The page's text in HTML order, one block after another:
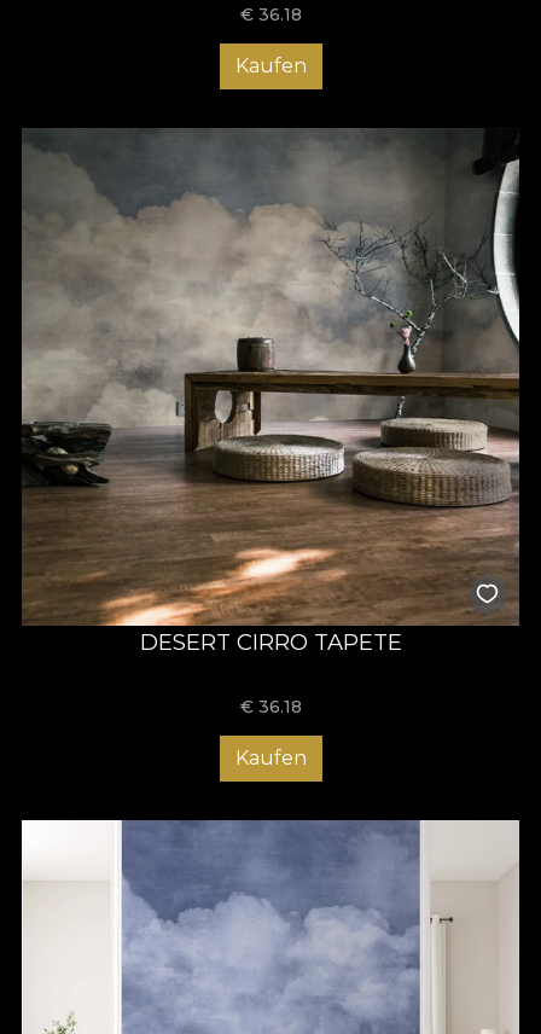
€ 36.18
Kaufen
DESERT CIRRO TAPETE
€ 36.18
Kaufen